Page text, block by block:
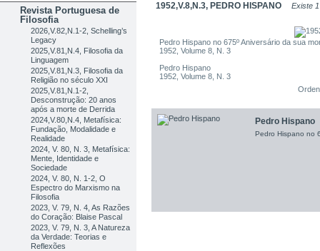
Revista Portuguesa de
Filosofia
2026,V.82,N.1-2, Schelling’s
Legacy
2025,V.81,N.4, Filosofia da
Linguagem
2025,V.81,N.3, Filosofia da
Religião no século XXI
2025,V.81,N.1-2,
Desconstrução: 20 anos
após a morte de Derrida
2024,V.80,N.4, Metafísica:
Fundação, Modalidade e
Realidade
2024, V. 80, N. 3, Metafísica:
Mente, Identidade e
Sociedade
2024, V. 80, N. 1-2, O
Espectro do Marxismo na
Filosofia
2023, V. 79, N. 4, As Razões
do Coração: Blaise Pascal
2023, V. 79, N. 3, A Natureza
da Verdade: Teorias e
Reflexões
1952,V.8,N.3, PEDRO HISPANO Existe
Pedro Hispano no 675º Aniversário da sua
1952, Volume 8, N. 3
Pedro Hispano
1952, Volume 8, N. 3
Pedro Hispano
Pedro Hispano no